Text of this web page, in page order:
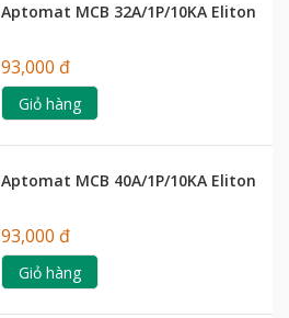
Aptomat MCB 32A/1P/10KA Eliton
93,000 đ
Giỏ hàng
Aptomat MCB 40A/1P/10KA Eliton
93,000 đ
Giỏ hàng